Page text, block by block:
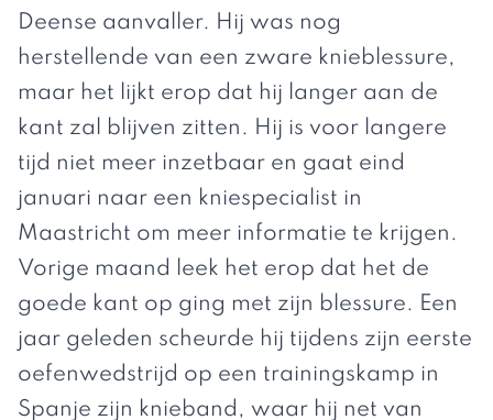
Deense aanvaller. Hij was nog
herstellende van een zware knieblessure,
maar het lijkt erop dat hij langer aan de
kant zal blijven zitten. Hij is voor langere
tijd niet meer inzetbaar en gaat eind
januari naar een kniespecialist in
Maastricht om meer informatie te krijgen.
Vorige maand leek het erop dat het de
goede kant op ging met zijn blessure. Een
jaar geleden scheurde hij tijdens zijn eerste
oefenwedstrijd op een trainingskamp in
Spanje zijn knieband, waar hij net van